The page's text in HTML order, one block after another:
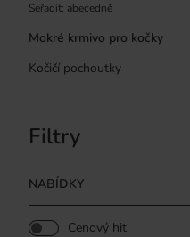
Seřadit: abecedně
Mokré krmivo pro kočky
Kočičí pochoutky
Filtry
NABÍDKY
Cenový hit